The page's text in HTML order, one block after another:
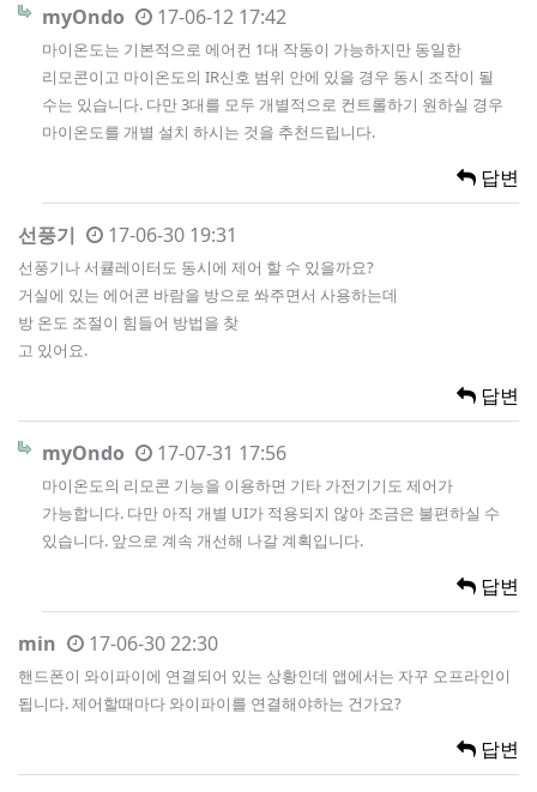
myOndo 17-06-12 17:42
마이온도는 기본적으로 에어컨 1대 작동이 가능하지만 동일한
리모콘이고 마이온도의 IR신호 범위 안에 있을 경우 동시 조작이 될
수는 있습니다. 다만 3대를 모두 개별적으로 컨트롤하기 원하실 경우
마이온도를 개별 설치 하시는 것을 추천드립니다.
답변
선풍기 17-06-30 19:31
선풍기나 서큘레이터도 동시에 제어 할 수 있을까요?
거실에 있는 에어콘 바람을 방으로 쏴주면서 사용하는데
방 온도 조절이 힘들어 방법을 찾
고 있어요.
답변
myOndo 17-07-31 17:56
마이온도의 리모콘 기능을 이용하면 기타 가전기기도 제어가
가능합니다. 다만 아직 개별 UI가 적용되지 않아 조금은 불편하실 수
있습니다. 앞으로 계속 개선해 나갈 계획입니다.
답변
min 17-06-30 22:30
핸드폰이 와이파이에 연결되어 있는 상황인데 앱에서는 자꾸 오프라인이
됩니다. 제어할때마다 와이파이를 연결해야하는 건가요?
답변